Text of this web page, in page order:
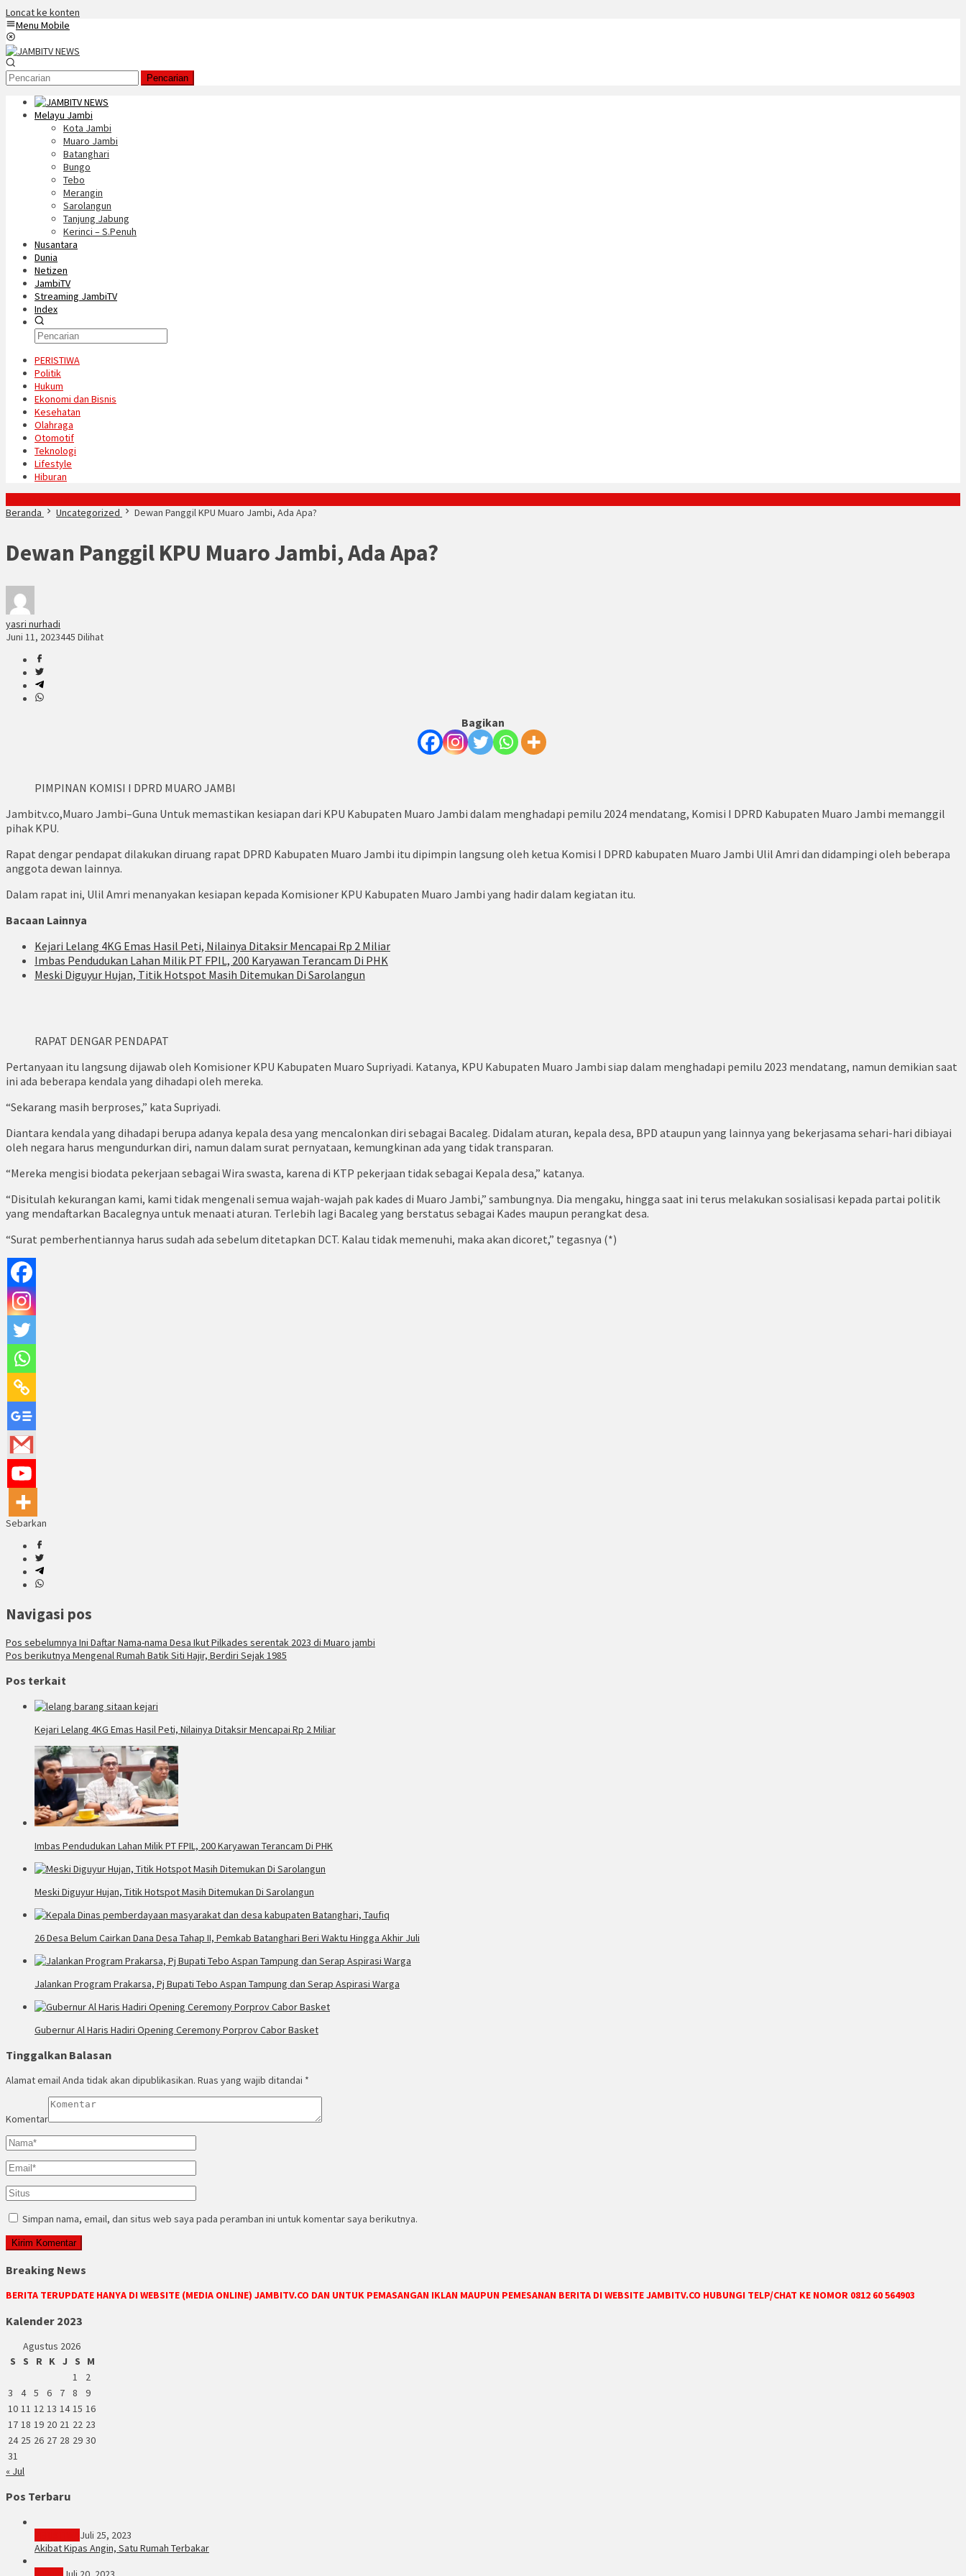
Loncat ke konten
Menu Mobile
Pencarian
Melayu Jambi
Kota Jambi
Muaro Jambi
Batanghari
Bungo
Tebo
Merangin
Sarolangun
Tanjung Jabung
Kerinci – S.Penuh
Nusantara
Dunia
Netizen
JambiTV
Streaming JambiTV
Index
PERISTIWA
Politik
Hukum
Ekonomi dan Bisnis
Kesehatan
Olahraga
Otomotif
Teknologi
Lifestyle
Hiburan
Beranda
Uncategorized Dewan Panggil KPU Muaro Jambi, Ada Apa?
Dewan Panggil KPU Muaro Jambi, Ada Apa?
yasri nurhadi
Juni 11, 2023445 Dilihat
Bagikan
PIMPINAN KOMISI I DPRD MUARO JAMBI
Jambitv.co,Muaro Jambi–Guna Untuk memastikan kesiapan dari KPU Kabupaten Muaro Jambi dalam menghadapi pemilu 2024 mendatang, Komisi I DPRD Kabupaten Muaro Jambi memanggil
pihak KPU.
Rapat dengar pendapat dilakukan diruang rapat DPRD Kabupaten Muaro Jambi itu dipimpin langsung oleh ketua Komisi I DPRD kabupaten Muaro Jambi Ulil Amri dan didampingi oleh beberapa
anggota dewan lainnya.
Dalam rapat ini, Ulil Amri menanyakan kesiapan kepada Komisioner KPU Kabupaten Muaro Jambi yang hadir dalam kegiatan itu.
Bacaan Lainnya
Kejari Lelang 4KG Emas Hasil Peti, Nilainya Ditaksir Mencapai Rp 2 Miliar
Imbas Pendudukan Lahan Milik PT FPIL, 200 Karyawan Terancam Di PHK
Meski Diguyur Hujan, Titik Hotspot Masih Ditemukan Di Sarolangun
RAPAT DENGAR PENDAPAT
Pertanyaan itu langsung dijawab oleh Komisioner KPU Kabupaten Muaro Supriyadi. Katanya, KPU Kabupaten Muaro Jambi siap dalam menghadapi pemilu 2023 mendatang, namun demikian saat
ini ada beberapa kendala yang dihadapi oleh mereka.
“Sekarang masih berproses,” kata Supriyadi.
Diantara kendala yang dihadapi berupa adanya kepala desa yang mencalonkan diri sebagai Bacaleg. Didalam aturan, kepala desa, BPD ataupun yang lainnya yang bekerjasama sehari-hari dibiayai
oleh negara harus mengundurkan diri, namun dalam surat pernyataan, kemungkinan ada yang tidak transparan.
“Mereka mengisi biodata pekerjaan sebagai Wira swasta, karena di KTP pekerjaan tidak sebagai Kepala desa,” katanya.
“Disitulah kekurangan kami, kami tidak mengenali semua wajah-wajah pak kades di Muaro Jambi,” sambungnya. Dia mengaku, hingga saat ini terus melakukan sosialisasi kepada partai politik
yang mendaftarkan Bacalegnya untuk menaati aturan. Terlebih lagi Bacaleg yang berstatus sebagai Kades maupun perangkat desa.
“Surat pemberhentiannya harus sudah ada sebelum ditetapkan DCT. Kalau tidak memenuhi, maka akan dicoret,” tegasnya (*)
Sebarkan
Navigasi pos
Pos sebelumnya Ini Daftar Nama-nama Desa Ikut Pilkades serentak 2023 di Muaro jambi
Pos berikutnya Mengenal Rumah Batik Siti Hajir, Berdiri Sejak 1985
Pos terkait
Kejari Lelang 4KG Emas Hasil Peti, Nilainya Ditaksir Mencapai Rp 2 Miliar
Imbas Pendudukan Lahan Milik PT FPIL, 200 Karyawan Terancam Di PHK
Meski Diguyur Hujan, Titik Hotspot Masih Ditemukan Di Sarolangun
26 Desa Belum Cairkan Dana Desa Tahap II, Pemkab Batanghari Beri Waktu Hingga Akhir Juli
Jalankan Program Prakarsa, Pj Bupati Tebo Aspan Tampung dan Serap Aspirasi Warga
Gubernur Al Haris Hadiri Opening Ceremony Porprov Cabor Basket
Tinggalkan Balasan
Alamat email Anda tidak akan dipublikasikan. Ruas yang wajib ditandai *
Komentar
Simpan nama, email, dan situs web saya pada peramban ini untuk komentar saya berikutnya.
Breaking News
BERITA TERUPDATE HANYA DI WEBSITE (MEDIA ONLINE) JAMBITV.CO DAN UNTUK PEMASANGAN IKLAN MAUPUN PEMESANAN BERITA DI WEBSITE JAMBITV.CO HUBUNGI TELP/CHAT KE NOMOR 0812 60 564903
Kalender 2023
Agustus 2026
S
S R K J S
M
1
2
3
4 5 6 7 8
9
10 11 12 13 14 15 16
17 18 19 20 21 22 23
24 25 26 27 28 29 30
31
« Jul
Pos Terbaru
Juli 25, 2023
Akibat Kipas Angin, Satu Rumah Terbakar